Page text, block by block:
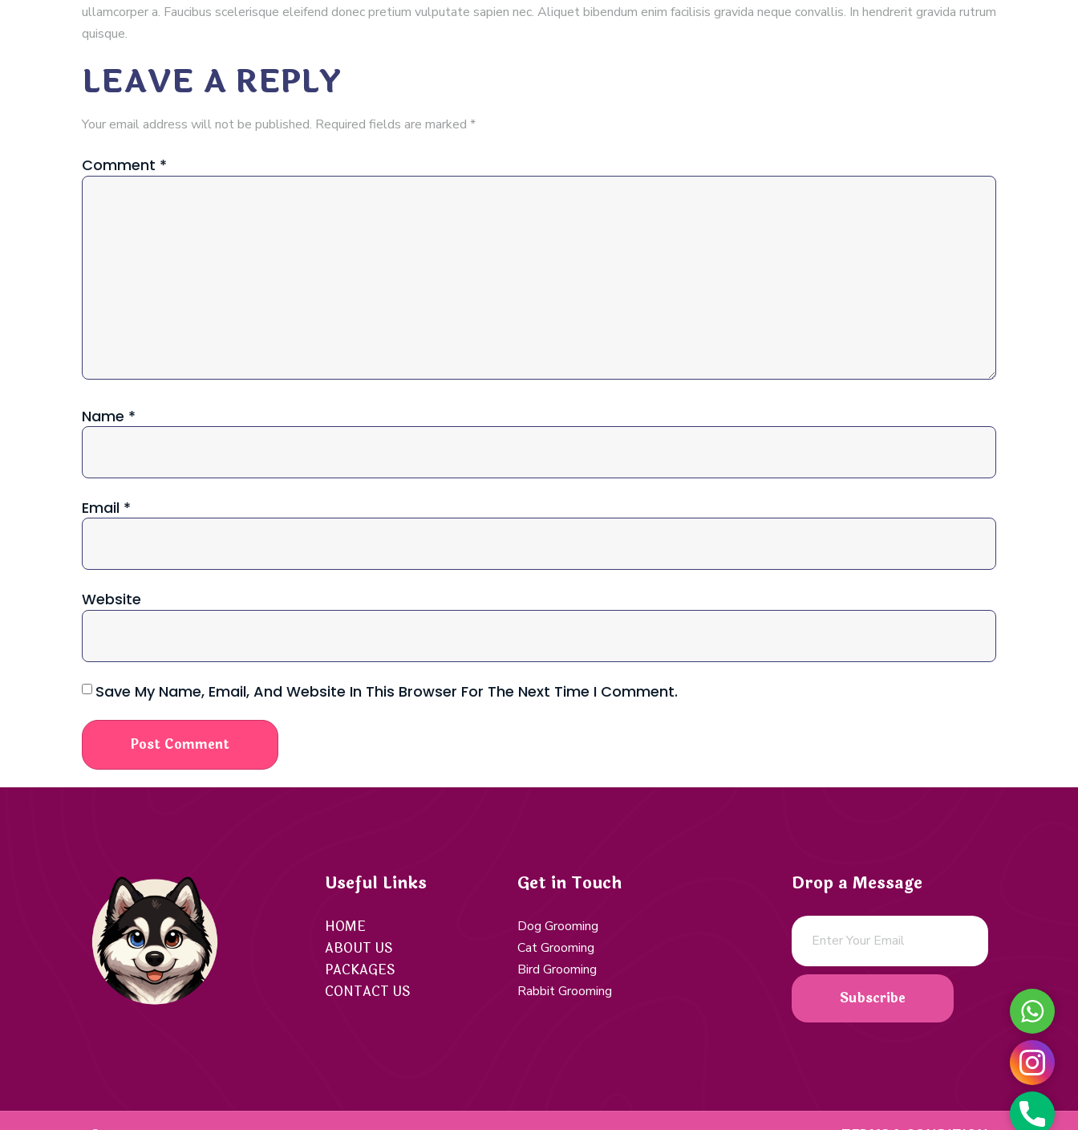
ullamcorper a. Faucibus scelerisque eleifend donec pretium vulputate sapien nec. Aliquet bibendum enim facilisis gravida neque convallis. In hendrerit gravida rutrum
quisque.
LEAVE A REPLY
Your email address will not be published. Required fields are marked *
Comment *
Name *
Email *
Website
Save My Name, Email, And Website In This Browser For The Next Time I Comment.
Useful Links
HOME
ABOUT US
PACKAGES
CONTACT US
Get in Touch
Dog Grooming
Cat Grooming
Bird Grooming
Rabbit Grooming
Drop a Message
Subscribe